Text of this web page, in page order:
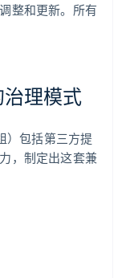
整和更新。所有
理模式
）包括第三方提
，制定出这套兼